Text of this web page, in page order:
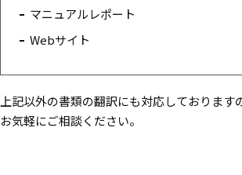
マニュアルレポート
Webサイト
上記以外の書類の翻訳にも対応しております
お気軽にご相談ください。